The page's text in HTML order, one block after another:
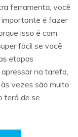
ferramenta, você
importante é fazer
isso é com
fácil se você
etapas
na tarefa,
vezes são muito
terá de se